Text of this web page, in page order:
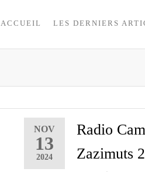
ACCUEIL LES DERNIERS
NOV
13
2024
Radio
Zazimuts